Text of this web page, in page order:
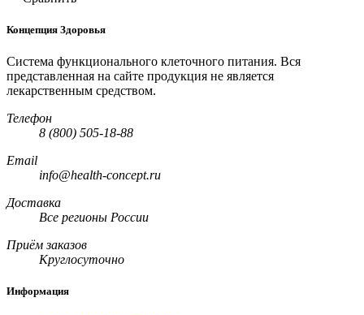
Концепция Здоровья
Система функционального клеточного питания. Вся
представленная на сайте продукция не является
лекарственным средством.
Телефон
8 (800) 505-18-88
Email
info@health-concept.ru
Доставка
Все регионы России
Приём заказов
Круглосуточно
Информация